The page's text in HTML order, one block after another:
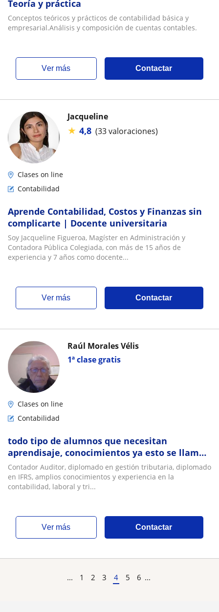
Teoría y práctica
Conceptos teóricos y prácticos de contabilidad básica y
empresarial.Análisis y composición de cuentas contables.
ver más Contactar
Jacqueline
★ 4,8 (33 valoraciones)
Clases on line
Contabilidad
Aprende Contabilidad, Costos y Finanzas sin
complicarte | Docente universitaria
Soy Jacqueline Figueroa, Magíster en Administración y
Contadora Pública Colegiada, con más de 15 años de
experiencia y 7 años como docente...
ver más Contactar
1ª clase gratis
Raúl Morales Vélis
Clases on line
Contabilidad
todo tipo de alumnos que necesitan
aprendisaje, conocimientos ya esto se llama
cultura, ciencia y principalmente saber
Contador Auditor, diplomado en gestión tributaria, diplomado
en IFRS, amplios conocimientos y experiencia en la
contabilidad, laboral y tri...
ver más Contactar
... 1 2 3 4 5 6 ...